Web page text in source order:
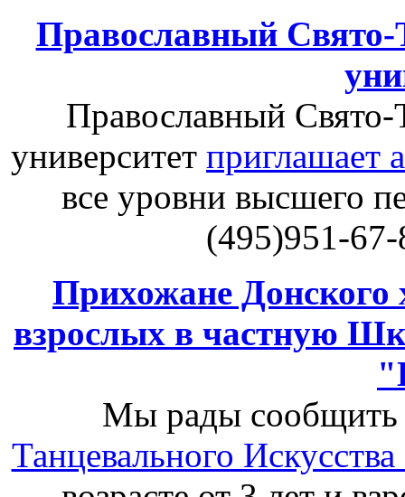
Православный
Православный
университет приглашает
все уровни высшего
(495)951-
Прихожане
взрослых в частную
Мы рады
Танцевального